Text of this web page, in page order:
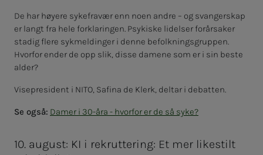
De har høyere sykefravær enn noen andre – og svangerskap
er langt fra hele forklaringen. Psykiske lidelser forårsaker
stadig flere sykmeldinger i denne befolkningsgruppen.
Hvorfor ender de opp slik, disse damene som er i sin beste
alder?
Visepresident i NITO, Safina de Klerk, deltar i debatten.
Se også: Damer i 30-åra - hvorfor er de så syke?
10. august: KI i rekruttering: Et mer likestilt